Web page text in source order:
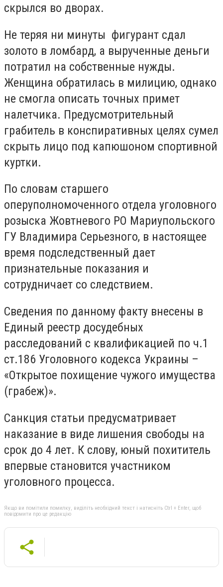
скрылся во дворах.
Не теряя ни минуты фигурант сдал
золото в ломбард, а вырученные деньги
потратил на собственные нужды.
Женщина обратилась в милицию, однако
не смогла описать точных примет
налетчика. Предусмотрительный
грабитель в конспиративных целях сумел
скрыть лицо под капюшоном спортивной
куртки.
По словам старшего
оперуполномоченного отдела уголовного
розыска Жовтневого РО Мариупольского
ГУ Владимира Серьезного, в настоящее
время подследственный дает
признательные показания и
сотрудничает со следствием.
Сведения по данному факту внесены в
Единый реестр досудебных
расследований с квалификацией по ч.1
ст.186 Уголовного кодекса Украины –
«Открытое похищение чужого имущества
(грабеж)».
Санкция статьи предусматривает
наказание в виде лишения свободы на
срок до 4 лет. К слову, юный похититель
впервые становится участником
уголовного процесса.
Якщо ви помітили помилку, виділіть необхідний текст і натисніть Ctrl + Enter, щоб
повідомити про це редакцію